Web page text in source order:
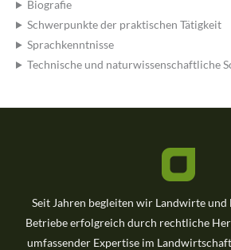
Biografie
Schwerpunkte der praktischen Tätigkeit
Sprachkenntnisse
Technische und naturwissenschaftliche
Seit Jahren begleiten wir Landwirte
Betriebe erfolgreich durch rechtliche
umfassender Expertise im